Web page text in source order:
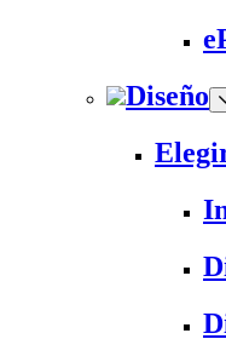
Diseño